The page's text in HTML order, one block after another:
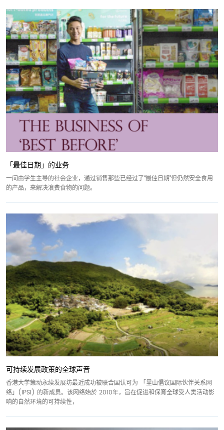
「最佳日期」的业务
一间由学生主导的社会企业，通过销售那些已经过了“最佳日期”但仍然安全食用
的产品，来解决浪费食物的问题。
可持续发展政策的全球声音
香港大学策动永续发展坊最近成功被联合国认可为 「里山倡议国际伙伴关系网
络」(IPSI) 的新成员。该网络始於 2010年，旨在促进和保育全球受人类活动影
响的自然环境的可持续性，